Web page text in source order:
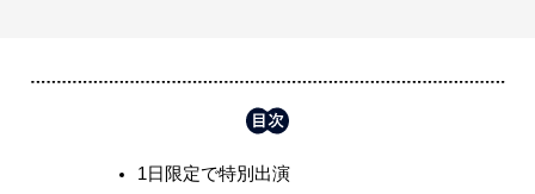
1日限定で特別出演